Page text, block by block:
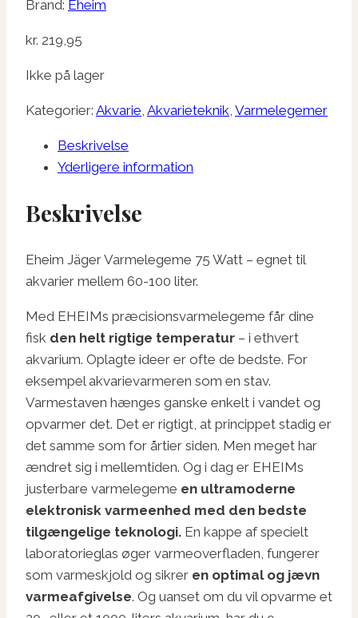
Brand: Eheim
kr. 219,95
Ikke på lager
Kategorier: Akvarie, Akvarieteknik, Varmelegemer
Beskrivelse
Yderligere information
Beskrivelse
Eheim Jäger Varmelegeme 75 Watt – egnet til
akvarier mellem 60-100 liter.
Med EHEIMs præcisionsvarmelegeme får dine
fisk den helt rigtige temperatur – i ethvert
akvarium. Oplagte ideer er ofte de bedste. For
eksempel akvarievarmeren som en stav.
Varmestaven hænges ganske enkelt i vandet og
opvarmer det. Det er rigtigt, at princippet stadig er
det samme som for årtier siden. Men meget har
ændret sig i mellemtiden. Og i dag er EHEIMs
justerbare varmelegeme en ultramoderne
elektronisk varmeenhed med den bedste
tilgængelige teknologi. En kappe af specielt
laboratorieglas øger varmeoverfladen, fungerer
som varmeskjold og sikrer en optimal og jævn
varmeafgivelse. Og uanset om du vil opvarme et